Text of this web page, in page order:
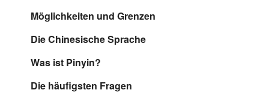
Möglichkeiten und Grenzen
Die Chinesische Sprache
Was ist Pinyin?
Die häufigsten Fragen